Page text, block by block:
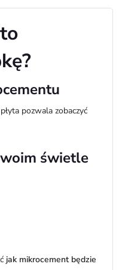
pozwala zobaczyć
świetle
jak mikrocement będzie